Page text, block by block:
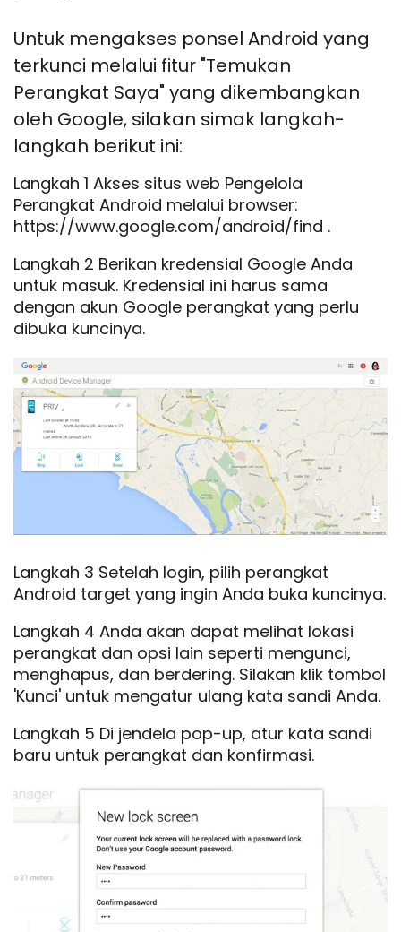
Untuk mengakses ponsel Android yang
terkunci melalui fitur "Temukan
Perangkat Saya" yang dikembangkan
oleh Google, silakan simak langkah-
langkah berikut ini:
Langkah 1 Akses situs web Pengelola
Perangkat Android melalui browser:
https://www.google.com/android/find .
Langkah 2 Berikan kredensial Google Anda
untuk masuk. Kredensial ini harus sama
dengan akun Google perangkat yang perlu
dibuka kuncinya.
Langkah 3 Setelah login, pilih perangkat
Android target yang ingin Anda buka kuncinya.
Langkah 4 Anda akan dapat melihat lokasi
perangkat dan opsi lain seperti mengunci,
menghapus, dan berdering. Silakan klik tombol
'Kunci' untuk mengatur ulang kata sandi Anda.
Langkah 5 Di jendela pop-up, atur kata sandi
baru untuk perangkat dan konfirmasi.